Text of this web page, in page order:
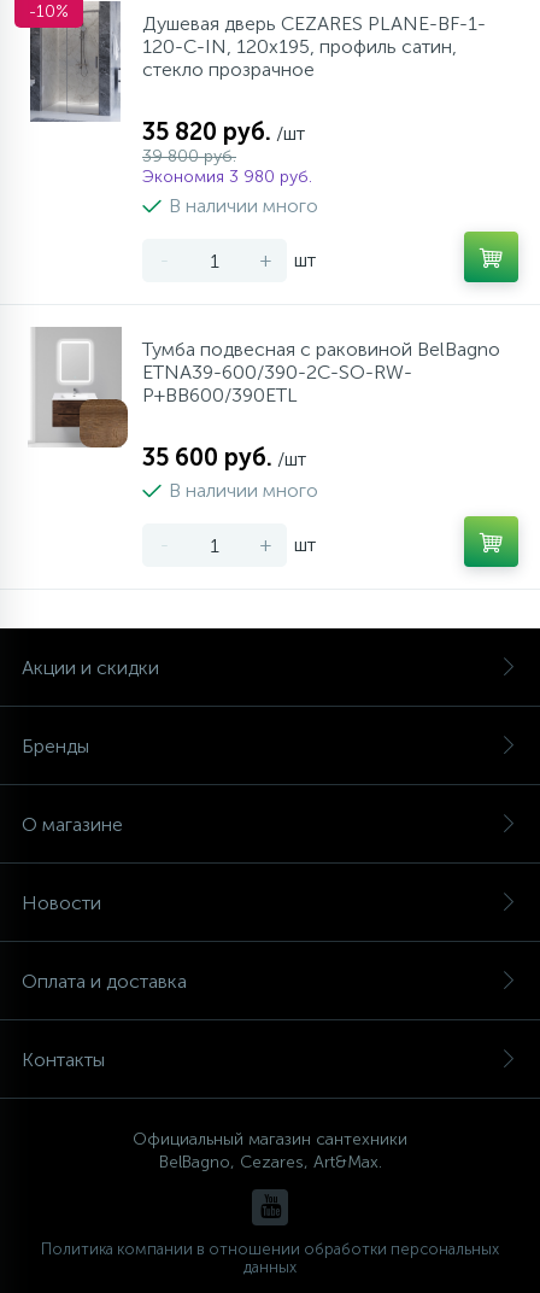
-10%
Душевая дверь CEZARES PLANE-BF-1-
120-C-IN, 120х195, профиль сатин,
стекло прозрачное
35 820 руб. /шт
39 800 руб.
Экономия 3 980 руб.
В наличии много
- + шт
Тумба подвесная с раковиной BelBagno
ETNA39-600/390-2C-SO-RW-
P+BB600/390ETL
35 600 руб. /шт
В наличии много
- + шт
Акции и скидки
Бренды
О магазине
Новости
Оплата и доставка
Контакты
Официальный магазин сантехники
BelBagno, Cezares, Art&Max.
Политика компании в отношении обработки персональных
данных